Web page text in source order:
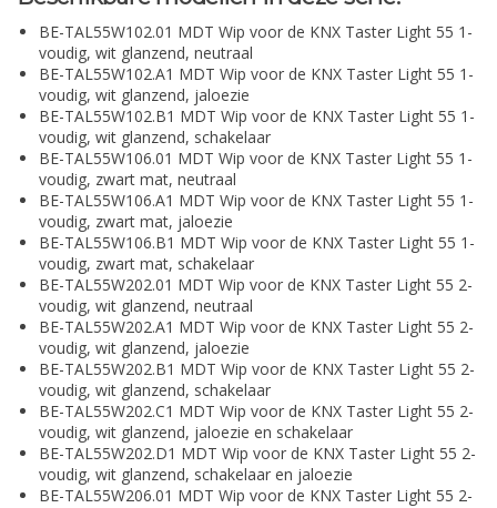
BE-TAL55W102.01 MDT Wip voor de KNX Taster Light 55 1-
voudig, wit glanzend, neutraal
BE-TAL55W102.A1 MDT Wip voor de KNX Taster Light 55 1-
voudig, wit glanzend, jaloezie
BE-TAL55W102.B1 MDT Wip voor de KNX Taster Light 55 1-
voudig, wit glanzend, schakelaar
BE-TAL55W106.01 MDT Wip voor de KNX Taster Light 55 1-
voudig, zwart mat, neutraal
BE-TAL55W106.A1 MDT Wip voor de KNX Taster Light 55 1-
voudig, zwart mat, jaloezie
BE-TAL55W106.B1 MDT Wip voor de KNX Taster Light 55 1-
voudig, zwart mat, schakelaar
BE-TAL55W202.01 MDT Wip voor de KNX Taster Light 55 2-
voudig, wit glanzend, neutraal
BE-TAL55W202.A1 MDT Wip voor de KNX Taster Light 55 2-
voudig, wit glanzend, jaloezie
BE-TAL55W202.B1 MDT Wip voor de KNX Taster Light 55 2-
voudig, wit glanzend, schakelaar
BE-TAL55W202.C1 MDT Wip voor de KNX Taster Light 55 2-
voudig, wit glanzend, jaloezie en schakelaar
BE-TAL55W202.D1 MDT Wip voor de KNX Taster Light 55 2-
voudig, wit glanzend, schakelaar en jaloezie
BE-TAL55W206.01 MDT Wip voor de KNX Taster Light 55 2-